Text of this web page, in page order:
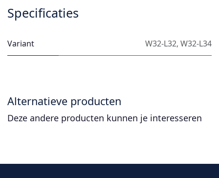
Specificaties
Variant W32-L32, W32-L34
Alternatieve producten
Deze andere producten kunnen je interesseren